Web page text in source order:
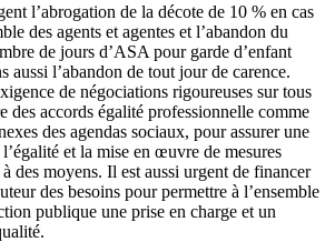
l’abrogation de la décote de 10 % en cas
des agents et agentes et l’abandon du
de jours d’ASA pour garde d’enfant
aussi l’abandon de tout jour de carence.
de négociations rigoureuses sur tous
des accords égalité professionnelle comme
des agendas sociaux, pour assurer une
et la mise en œuvre de mesures
des moyens. Il est aussi urgent de financer
des besoins pour permettre à l’ensemble
publique une prise en charge et un